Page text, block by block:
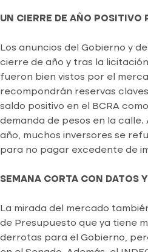
UN CIERRE DE AÑO POSITIVO
Los anuncios del Gobierno y
cierre de año y tras la
fueron bien vistos por el
recompondrán reservas
saldo positivo en el BCRA
demanda de pesos en la
año, muchos inversores se
para no pagar excedente de
SEMANA CORTA CON DATOS
La mirada del mercado
de Presupuesto que ya tiene
derrotas para el Gobierno,